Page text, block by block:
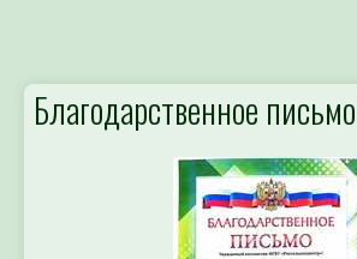
Благодарственное письмо